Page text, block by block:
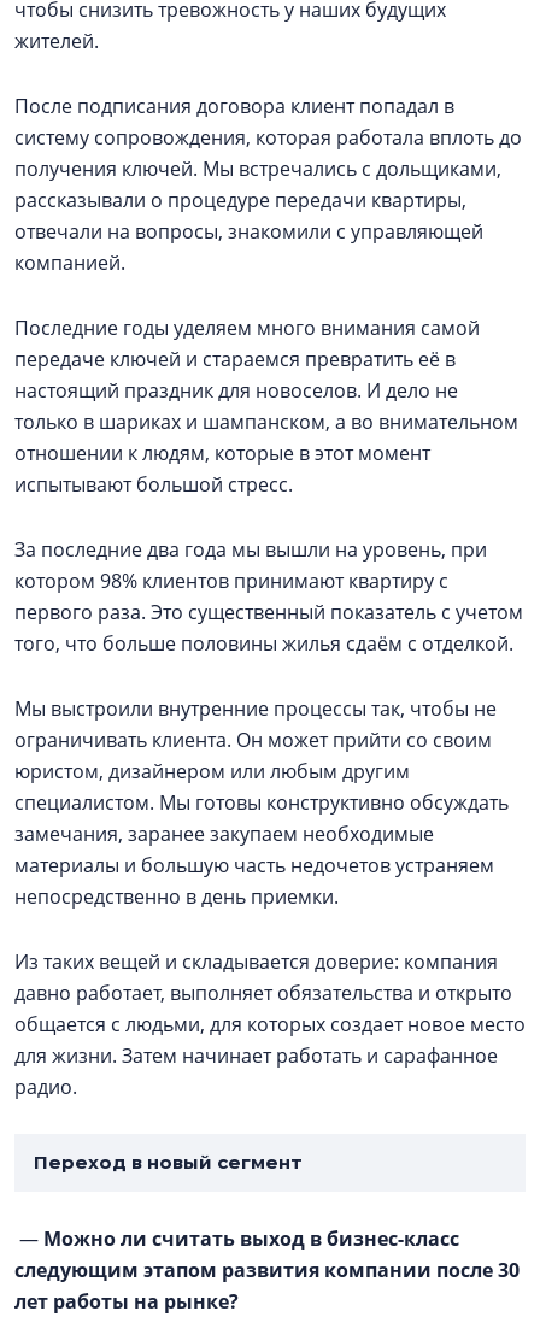
чтобы снизить тревожность у наших будущих
жителей.
После подписания договора клиент попадал в
систему сопровождения, которая работала вплоть до
получения ключей. Мы встречались с дольщиками,
рассказывали о процедуре передачи квартиры,
отвечали на вопросы, знакомили с управляющей
компанией.
Последние годы уделяем много внимания самой
передаче ключей и стараемся превратить её в
настоящий праздник для новоселов. И дело не
только в шариках и шампанском, а во внимательном
отношении к людям, которые в этот момент
испытывают большой стресс.
За последние два года мы вышли на уровень, при
котором 98% клиентов принимают квартиру с
первого раза. Это существенный показатель с учетом
того, что больше половины жилья сдаём с отделкой.
Мы выстроили внутренние процессы так, чтобы не
ограничивать клиента. Он может прийти со своим
юристом, дизайнером или любым другим
специалистом. Мы готовы конструктивно обсуждать
замечания, заранее закупаем необходимые
материалы и большую часть недочетов устраняем
непосредственно в день приемки.
Из таких вещей и складывается доверие: компания
давно работает, выполняет обязательства и открыто
общается с людьми, для которых создает новое место
для жизни. Затем начинает работать и сарафанное
радио.
Переход в новый сегмент
— Можно ли считать выход в бизнес-класс
следующим этапом развития компании после 30
лет работы на рынке?